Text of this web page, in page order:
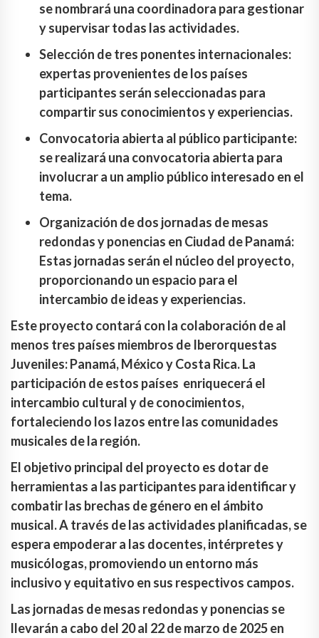
se nombrará una coordinadora para gestionar
y supervisar todas las actividades.
Selección de tres ponentes internacionales:
expertas provenientes de los países
participantes serán seleccionadas para
compartir sus conocimientos y experiencias.
Convocatoria abierta al público participante:
se realizará una convocatoria abierta para
involucrar a un amplio público interesado en el
tema.
Organización de dos jornadas de mesas
redondas y ponencias en Ciudad de Panamá:
Estas jornadas serán el núcleo del proyecto,
proporcionando un espacio para el
intercambio de ideas y experiencias.
Este proyecto contará con la colaboración de al
menos tres países miembros de Iberorquestas
Juveniles: Panamá, México y Costa Rica. La
participación de estos países enriquecerá el
intercambio cultural y de conocimientos,
fortaleciendo los lazos entre las comunidades
musicales de la región.
El objetivo principal del proyecto es dotar de
herramientas a las participantes para identificar y
combatir las brechas de género en el ámbito
musical. A través de las actividades planificadas, se
espera empoderar a las docentes, intérpretes y
musicólogas, promoviendo un entorno más
inclusivo y equitativo en sus respectivos campos.
Las jornadas de mesas redondas y ponencias se
llevarán a cabo del 20 al 22 de marzo de 2025 en